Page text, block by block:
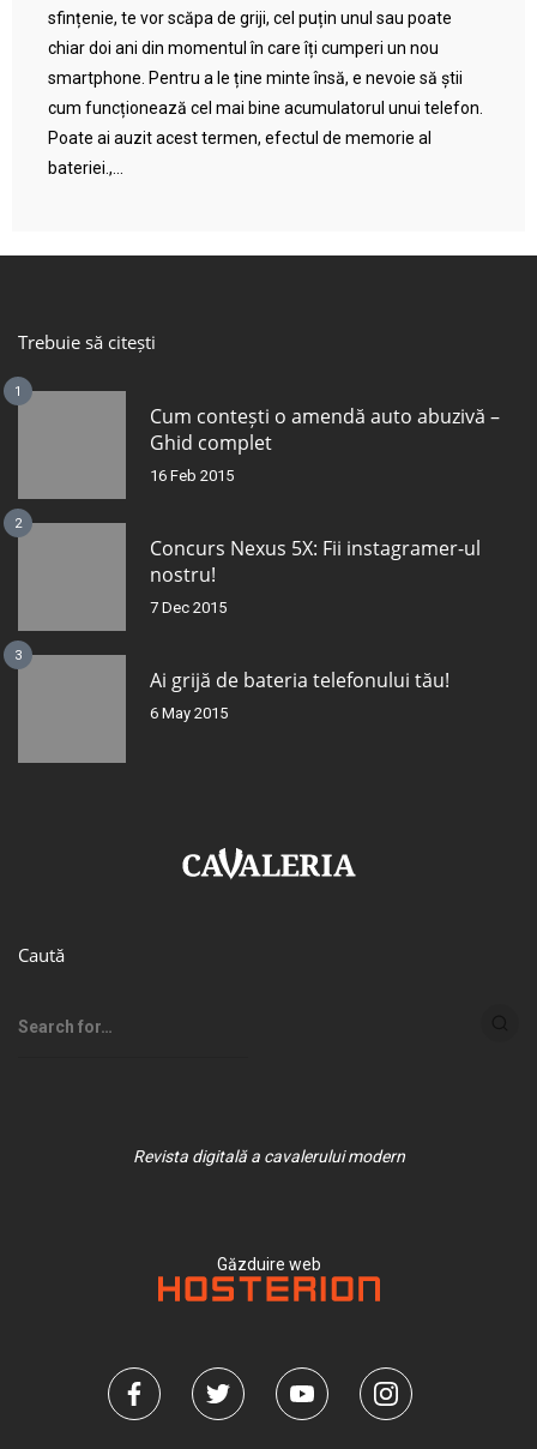
sfințenie, te vor scăpa de griji, cel puțin unul sau poate
chiar doi ani din momentul în care îți cumperi un nou
smartphone. Pentru a le ține minte însă, e nevoie să știi
cum funcționează cel mai bine acumulatorul unui telefon.
Poate ai auzit acest termen, efectul de memorie al
bateriei.,...
Trebuie să citești
1
Cum contești o amendă auto abuzivă –
Ghid complet
16 Feb 2015
2
Concurs Nexus 5X: Fii instagramer-ul
nostru!
7 Dec 2015
3
Ai grijă de bateria telefonului tău!
6 May 2015
Caută
Revista digitală a cavalerului modern
Găzduire web